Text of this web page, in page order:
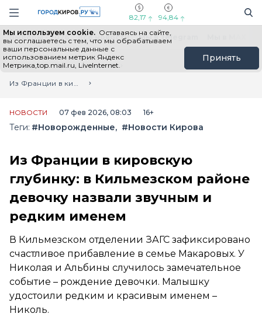
Навигация сайта
82,17 94,84
Мы используем cookie. Оставаясь на сайте,
вы соглашаетесь с тем, что мы обрабатываем
ваши персональные данные с
использованием метрик Яндекс
Метрика,top.mail.ru, LiveInternet.
Принять
Выборы - 2026 Все новости Мы в Telegram
Главная
Лента новостей
Из Франции в кировскую глубинку: в Кильмезском районе девочку назвали звучным и редким именем
НОВОСТИ 07 фев 2026, 08:03 16+
Теги: #Новорожденные #Новости Кирова
Из Франции в кировскую
глубинку: в Кильмезском районе
девочку назвали звучным и
редким именем
В Кильмезском отделении ЗАГС зафиксировано
счастливое прибавление в семье Макаровых. У
Николая и Альбины случилось замечательное
событие – рождение девочки. Малышку
удостоили редким и красивым именем –
Николь.